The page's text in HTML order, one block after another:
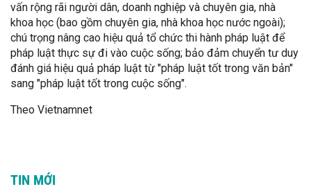
vấn rộng rãi người dân, doanh nghiệp và chuyên gia, nhà
khoa học (bao gồm chuyên gia, nhà khoa học nước ngoài);
chú trọng nâng cao hiệu quả tổ chức thi hành pháp luật để
pháp luật thực sự đi vào cuộc sống; bảo đảm chuyển tư duy
đánh giá hiệu quả pháp luật từ "pháp luật tốt trong văn bản"
sang "pháp luật tốt trong cuộc sống".
Theo Vietnamnet
TIN MỚI